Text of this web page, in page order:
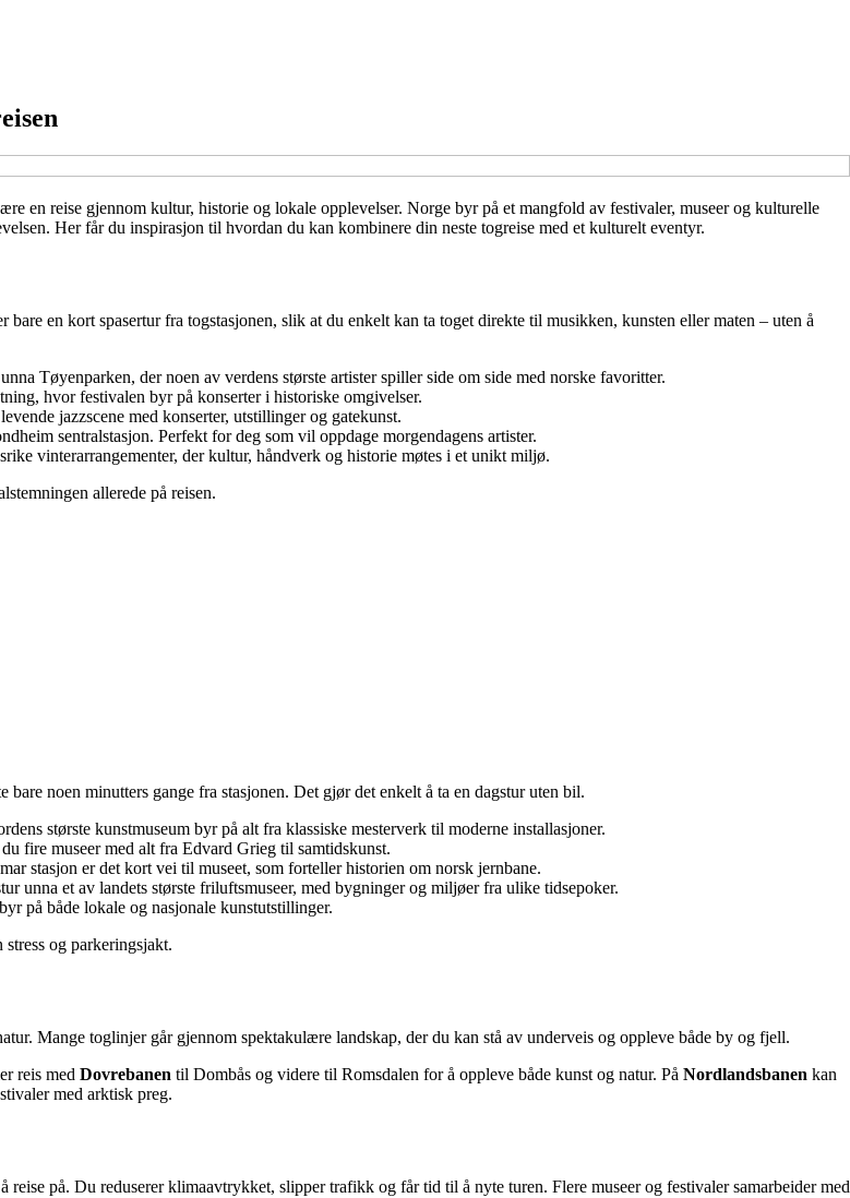
en reise gjennom kultur, historie og lokale opplevelser. Norge byr på et mangfold av festivaler, museer og kulturelle
Her får du inspirasjon til hvordan du kan kombinere din neste togreise med et kulturelt eventyr.
en kort spasertur fra togstasjonen, slik at du enkelt kan ta toget direkte til musikken, kunsten eller maten – uten å
Tøyenparken, der noen av verdens største artister spiller side om side med norske favoritter.
hvor festivalen byr på konserter i historiske omgivelser.
jazzscene med konserter, utstillinger og gatekunst.
sentralstasjon. Perfekt for deg som vil oppdage morgendagens artister.
vinterarrangementer, der kultur, håndverk og historie møtes i et unikt miljø.
allerede på reisen.
noen minutters gange fra stasjonen. Det gjør det enkelt å ta en dagstur uten bil.
største kunstmuseum byr på alt fra klassiske mesterverk til moderne installasjoner.
fire museer med alt fra Edvard Grieg til samtidskunst.
stasjon er det kort vei til museet, som forteller historien om norsk jernbane.
unna et av landets største friluftsmuseer, med bygninger og miljøer fra ulike tidsepoker.
på både lokale og nasjonale kunstutstillinger.
og parkeringsjakt.
Mange toglinjer går gjennom spektakulære landskap, der du kan stå av underveis og oppleve både by og fjell.
reis med Dovrebanen til Dombås og videre til Romsdalen for å oppleve både kunst og natur. På Nordlandsbanen kan
med arktisk preg.
på. Du reduserer klimaavtrykket, slipper trafikk og får tid til å nyte turen. Flere museer og festivaler samarbeider med